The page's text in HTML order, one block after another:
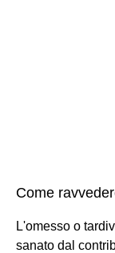
Come
L'omesso o
sanato dal